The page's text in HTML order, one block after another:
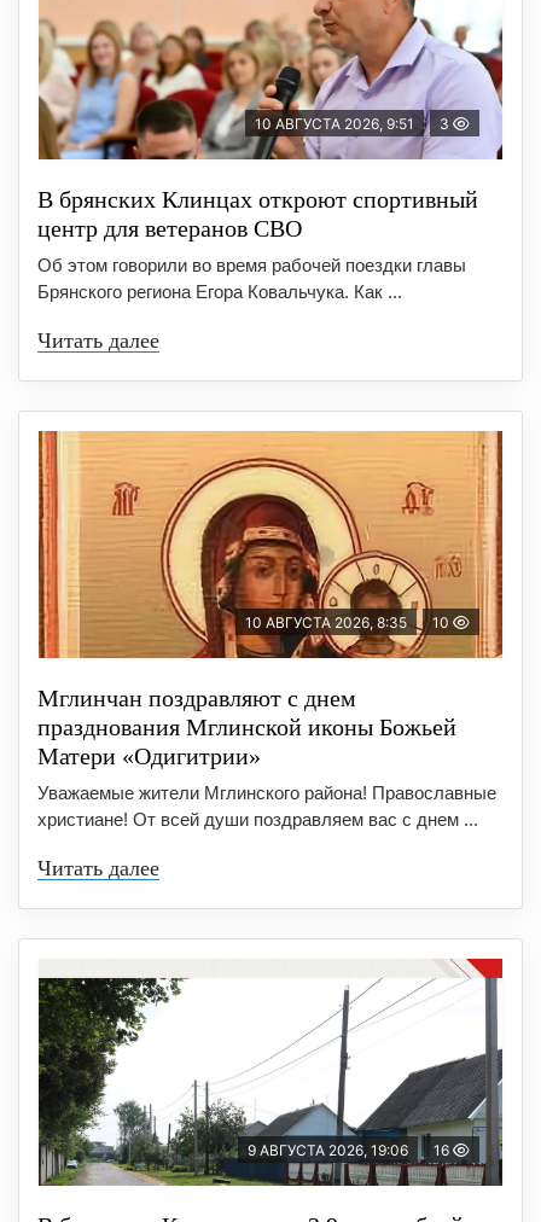
10 АВГУСТА 2026, 9:51 3
В брянских Клинцах откроют спортивный
центр для ветеранов СВО
Об этом говорили во время рабочей поездки главы
Брянского региона Егора Ковальчука. Как ...
Читать далее
10 АВГУСТА 2026, 8:35 10
Мглинчан поздравляют с днем
празднования Мглинской иконы Божьей
Матери «Одигитрии»
Уважаемые жители Мглинского района! Православные
христиане! От всей души поздравляем вас с днем ...
Читать далее
9 АВГУСТА 2026, 19:06 16